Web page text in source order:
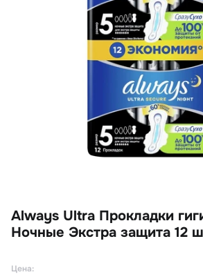
Always Ultra Прокладки
Ночные Экстра защита 12
Цена: